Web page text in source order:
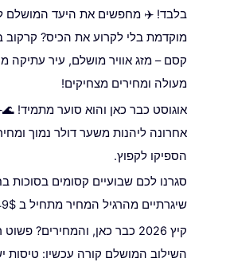
בלבד! ✈️ מחפשים את היעד המושלם
מוקדמת בלי לקרוע את הכיס? קרקוב
קסם – מזג אוויר מושלם, עיר עתיקה
מעולה ומחירים מצחיקים!
אוגוסט כבר כאן והוא סוער מתמיד!
אחרונה ליהנות משער דולר נמוך
הספיקו לקפוץ.
סגרנו לכם שבועיים קסומים בסוכות
שיגרתיים מהרגיל המחיר מתחיל ב 649$
קיץ 2026 כבר כאן, והמחירים?
השילוב המושלם קורה עכשיו: טיסות